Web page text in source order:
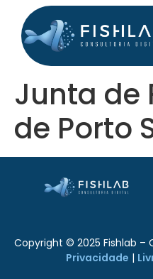
Junta de
de Porto
Copyright © 2025 Fishlab –
Privacidade |